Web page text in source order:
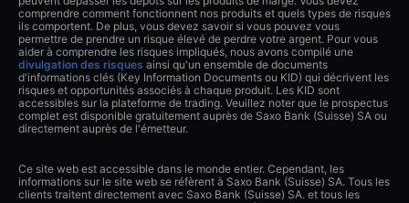
comprendre comment fonctionnent nos produits et quels types de risques
ils comportent. De plus, vous devez savoir si vous pouvez vous
permettre de prendre un risque élevé de perdre votre argent. Pour vous
aider à comprendre les risques impliqués, nous avons compilé une
divulgation des risques ainsi qu'un ensemble de documents
d'informations clés (Key Information Documents ou KID) qui décrivent les
risques et opportunités associés à chaque produit. Les KID sont
accessibles sur la plateforme de trading. Veuillez noter que le prospectus
complet est disponible gratuitement auprès de Saxo Bank (Suisse) SA ou
directement auprès de l'émetteur.
Ce site web est accessible dans le monde entier. Cependant, les
informations sur le site web se réfèrent à Saxo Bank (Suisse) SA. Tous les
clients traitent directement avec Saxo Bank (Suisse) SA. et tous les